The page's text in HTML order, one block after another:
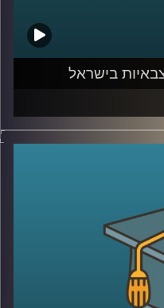
בישראל
"הטובים לסייבר? וגם,
–
– לחצו כאן